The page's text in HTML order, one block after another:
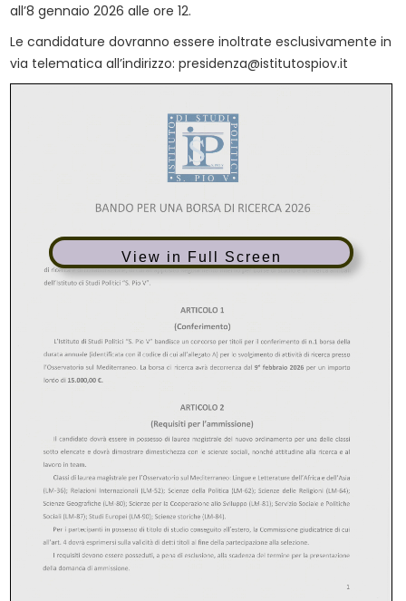
all’8 gennaio 2026 alle ore 12.
Le candidature dovranno essere inoltrate esclusivamente in
via telematica all’indirizzo: presidenza@istitutospiov.it
View in Full Screen